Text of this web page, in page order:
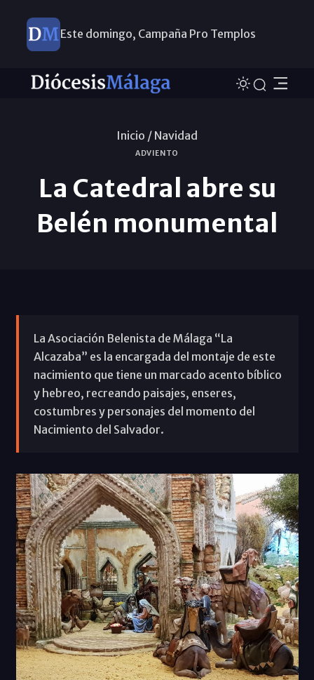
Este domingo, Campaña Pro Templos
Inicio / Navidad
ADVIENTO
La Catedral abre su
Belén monumental
La Asociación Belenista de Málaga “La
Alcazaba” es la encargada del montaje de este
nacimiento que tiene un marcado acento bíblico
y hebreo, recreando paisajes, enseres,
costumbres y personajes del momento del
Nacimiento del Salvador.